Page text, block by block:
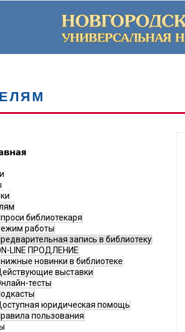
библиотекаря
работы
запись в библиотеку
LINE ПРОДЛЕНИЕ
новинки в библиотеке
выставки
тесты
юридическая помощь
пользования